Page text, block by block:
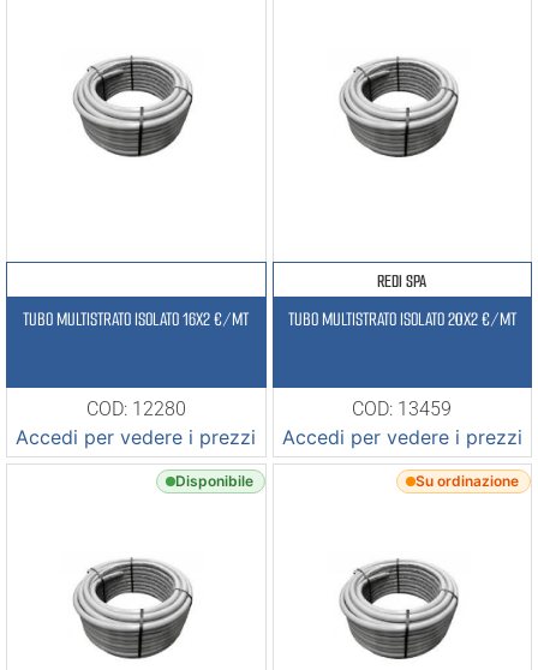
TUBO MULTISTRATO ISOLATO 16X2 €/MT
COD: 12280
Accedi per vedere i prezzi
REDI SPA
TUBO MULTISTRATO ISOLATO 20X2 €/MT
COD: 13459
Accedi per vedere i prezzi
Disponibile Su ordinazione